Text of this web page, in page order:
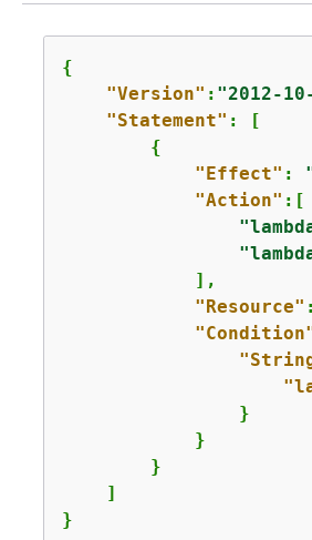
{
"Version" : "2012-
"Statement" : [
{
"Effect" :
"Action" :[
            ],
"Resource"
                }
            }
        }
    ]
}